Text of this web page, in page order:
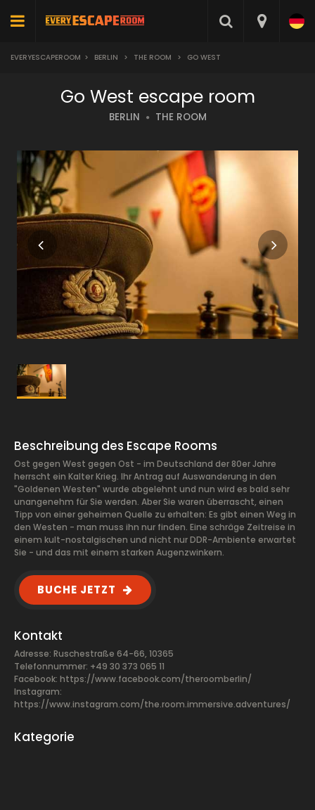
EVERYESCAPEROOM > BERLIN > THE ROOM > GO WEST
Go West escape room
BERLIN THE ROOM
Beschreibung des Escape Rooms
Ost gegen West gegen Ost - im Deutschland der 80er Jahre
herrscht ein Kalter Krieg. Ihr Antrag auf Auswanderung in den
"Goldenen Westen" wurde abgelehnt und nun wird es bald sehr
unangenehm für Sie werden. Aber Sie waren überrascht, einen
Tipp von einer geheimen Quelle zu erhalten: Es gibt einen Weg in
den Westen - man muss ihn nur finden. Eine schräge Zeitreise in
einem kult-nostalgischen und nicht nur DDR-Ambiente erwartet
Sie - und das mit einem starken Augenzwinkern.
BUCHE JETZT
Kontakt
Adresse: Ruschestraße 64-66, 10365
Telefonnummer: +49 30 373 065 11
Facebook: https://www.facebook.com/theroomberlin/
Instagram:
https://www.instagram.com/the.room.immersive.adventures/
Kategorie